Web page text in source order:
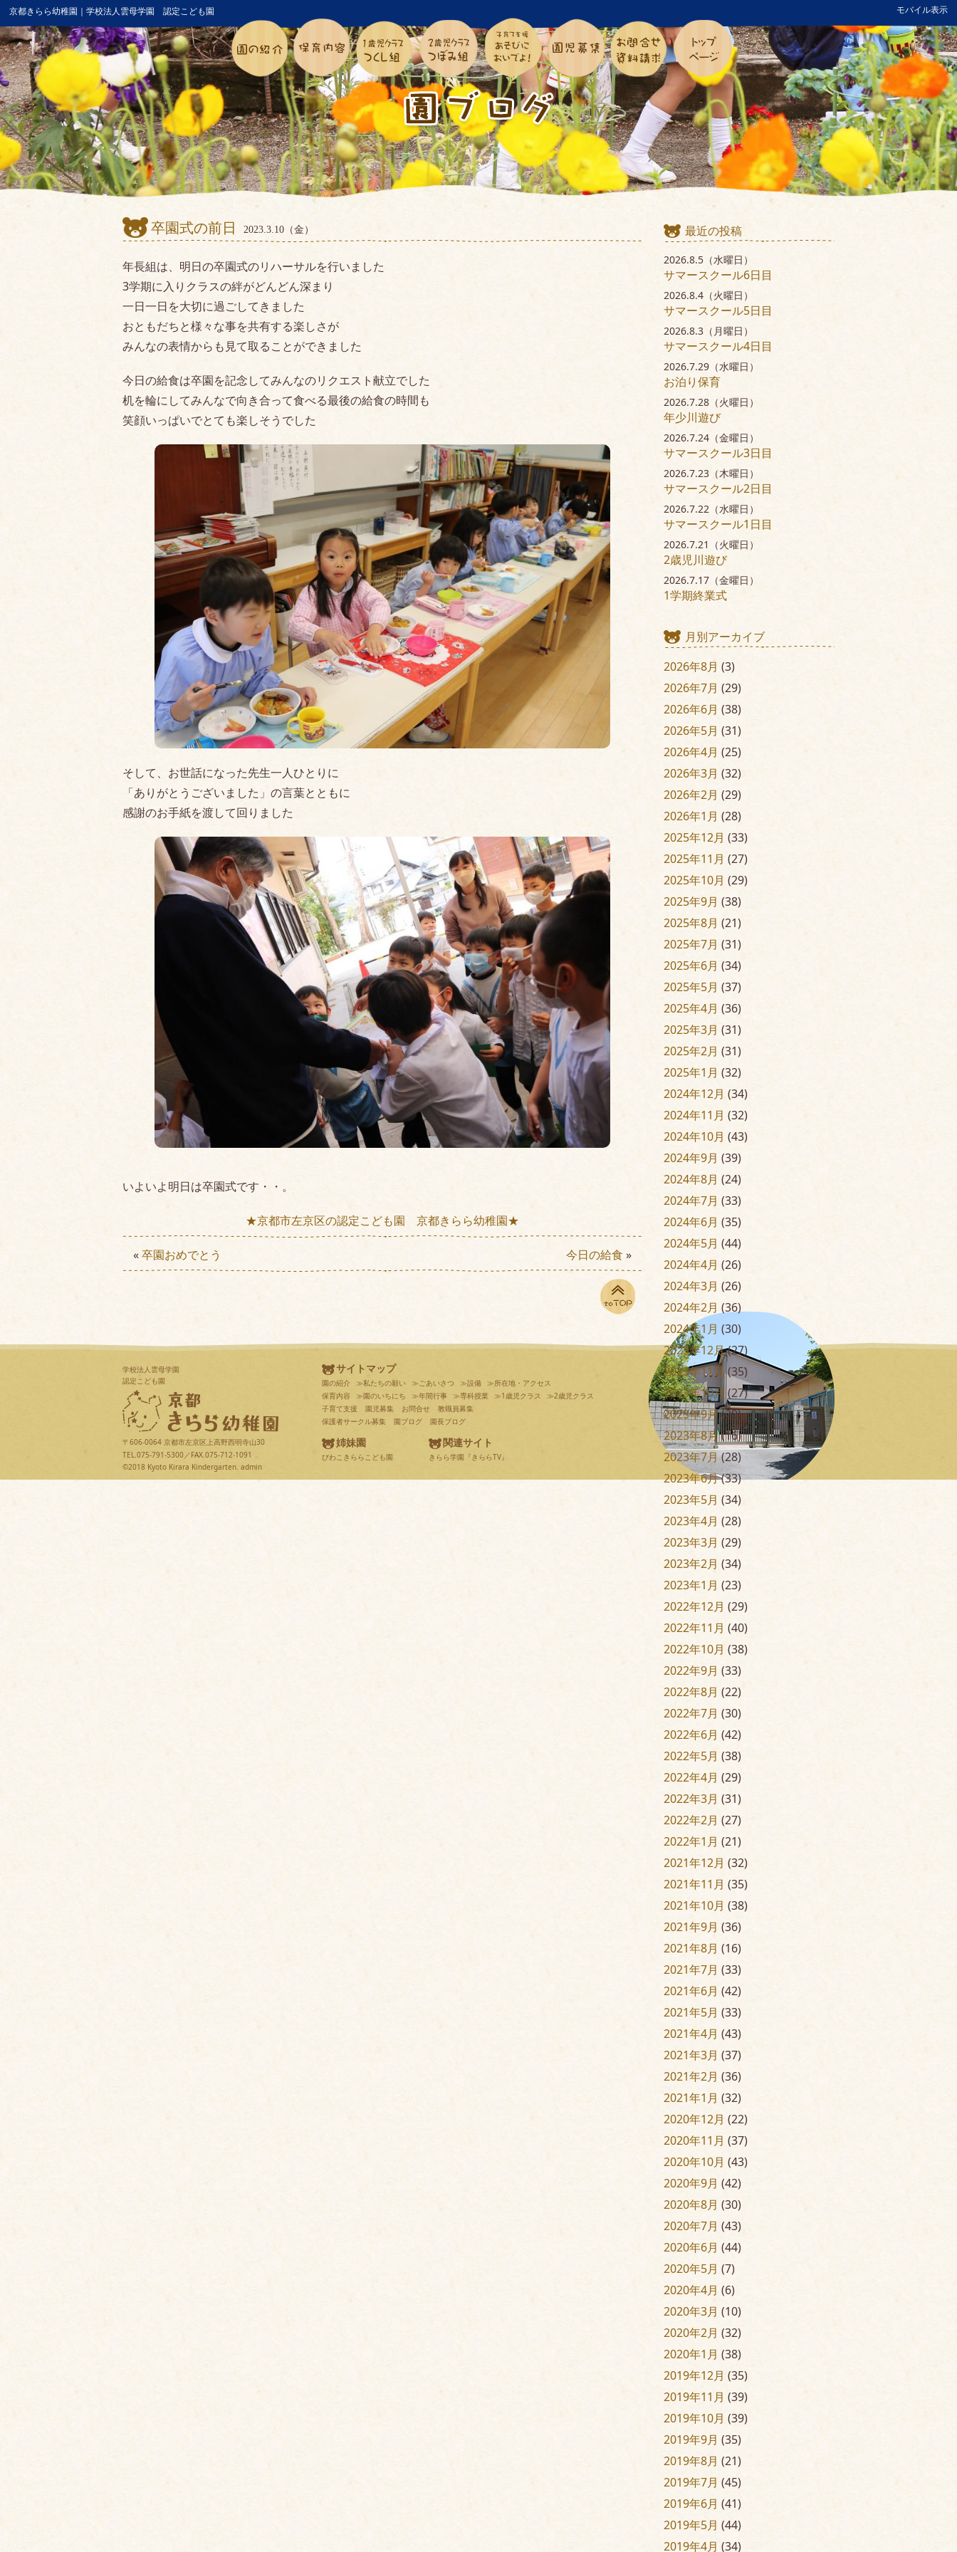
京都きらら幼稚園｜学校法人雲母学園 認定こども園 モバイル表示
卒園式の前日 2023.3.10（金）
年長組は、明日の卒園式のリハーサルを行いました
3学期に入りクラスの絆がどんどん深まり
一日一日を大切に過ごしてきました
おともだちと様々な事を共有する楽しさが
みんなの表情からも見て取ることができました
今日の給食は卒園を記念してみんなのリクエスト献立でした
机を輪にしてみんなで向き合って食べる最後の給食の時間も
笑顔いっぱいでとても楽しそうでした
そして、お世話になった先生一人ひとりに
「ありがとうございました」の言葉とともに
感謝のお手紙を渡して回りました
いよいよ明日は卒園式です・・。
★京都市左京区の認定こども園 京都きらら幼稚園★
«卒園おめでとう 今日の給食 »
最近の投稿
2026.8.5（水曜日）
サマースクール6日目
2026.8.4（火曜日）
サマースクール5日目
2026.8.3（月曜日）
サマースクール4日目
2026.7.29（水曜日）
お泊り保育
2026.7.28（火曜日）
年少川遊び
2026.7.24（金曜日）
サマースクール3日目
2026.7.23（木曜日）
サマースクール2日目
2026.7.22（水曜日）
サマースクール1日目
2026.7.21（火曜日）
2歳児川遊び
2026.7.17（金曜日）
1学期終業式
月別アーカイブ
2026年8月 (3)
2026年7月 (29)
2026年6月 (38)
2026年5月 (31)
2026年4月 (25)
2026年3月 (32)
2026年2月 (29)
2026年1月 (28)
2025年12月 (33)
2025年11月 (27)
2025年10月 (29)
2025年9月 (38)
2025年8月 (21)
2025年7月 (31)
2025年6月 (34)
2025年5月 (37)
2025年4月 (36)
2025年3月 (31)
2025年2月 (31)
2025年1月 (32)
2024年12月 (34)
2024年11月 (32)
2024年10月 (43)
2024年9月 (39)
2024年8月 (24)
2024年7月 (33)
2024年6月 (35)
2024年5月 (44)
2024年4月 (26)
2024年3月 (26)
2024年2月 (36)
2024年1月 (30)
2023年12月(27)
2023年11月(35)
2023年10月(27)
2023年9月(29)
2023年8月(16)
2023年7月(28)
2023年6月(33)
2023年5月 (34)
2023年4月 (28)
2023年3月 (29)
2023年2月 (34)
2023年1月 (23)
2022年12月 (29)
2022年11月 (40)
2022年10月 (38)
2022年9月 (33)
2022年8月 (22)
2022年7月 (30)
2022年6月 (42)
2022年5月 (38)
2022年4月 (29)
2022年3月 (31)
2022年2月 (27)
2022年1月 (21)
2021年12月 (32)
2021年11月 (35)
2021年10月 (38)
2021年9月 (36)
2021年8月 (16)
2021年7月 (33)
2021年6月 (42)
2021年5月 (33)
2021年4月 (43)
2021年3月 (37)
2021年2月 (36)
2021年1月 (32)
2020年12月 (22)
2020年11月 (37)
2020年10月 (43)
2020年9月 (42)
2020年8月 (30)
2020年7月 (43)
2020年6月 (44)
2020年5月 (7)
2020年4月 (6)
2020年3月 (10)
2020年2月 (32)
2020年1月 (38)
2019年12月 (35)
2019年11月 (39)
2019年10月 (39)
2019年9月 (35)
2019年8月 (21)
2019年7月 (45)
2019年6月 (41)
2019年5月 (44)
2019年4月 (34)
学校法人雲母学園
認定こども園
〒606-0064 京都市左京区上高野西明寺山30
TEL.075-791-5300／FAX.075-712-1091
©2018 Kyoto Kirara Kindergarten. admin
サイトマップ
園の紹介 ≫私たちの願い ≫ごあいさつ ≫設備 ≫所在地・アクセス
保育内容
≫園のいちにち ≫年間行事 ≫専科授業 ≫1歳児クラス
≫2歳児クラス
子育て支援
園児募集 お問合せ
教職員募集
保護者サークル募集
園ブログ 園長ブログ
姉妹園
びわこきららこども園
関連サイト
きらら学園『きららTV』